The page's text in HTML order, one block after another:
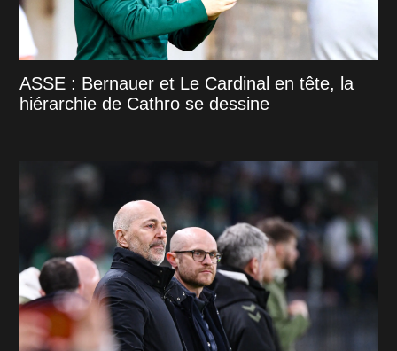
ASSE : Bernauer et Le Cardinal en tête, la
hiérarchie de Cathro se dessine